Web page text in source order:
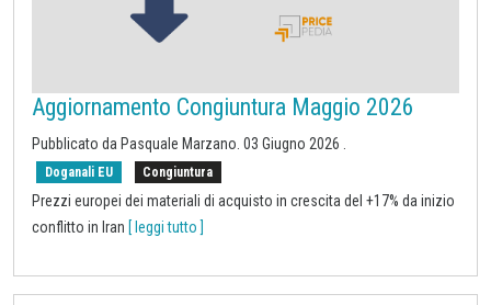
Aggiornamento Congiuntura Maggio 2026
Pubblicato da Pasquale Marzano 03 Giugno 2026
Doganali EU Congiuntura
Prezzi europei dei materiali di acquisto in crescita del +17% da inizio
conflitto in Iran [ leggi tutto ]